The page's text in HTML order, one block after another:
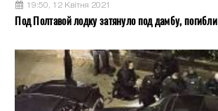
19:50, 12 Квітня 2021
Под Полтавой лодку затянуло под дамбу,